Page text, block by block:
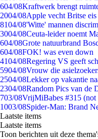
604/08Kraftwerk brengt
2004/08Apple vecht Britse
8104/08'Witte' mannen
3004/08Ceuta-leider noemt
604/08Grote natuurbrand
604/08FOK! was even down
4104/08Regering VS geeft
5904/08Vrouw die
2504/08Lekker op vakantie
2304/08Random Pics van de
703/08VrijMiBabes #315
1003/08Spider-Man: Brand
Laatste items
Laatste items
Toon berichten uit deze